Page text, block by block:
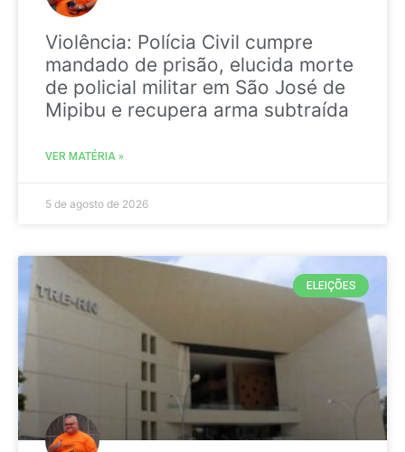
Violência: Polícia Civil cumpre
mandado de prisão, elucida morte
de policial militar em São José de
Mipibu e recupera arma subtraída
VER MATÉRIA »
5 de agosto de 2026
ELEIÇÕES